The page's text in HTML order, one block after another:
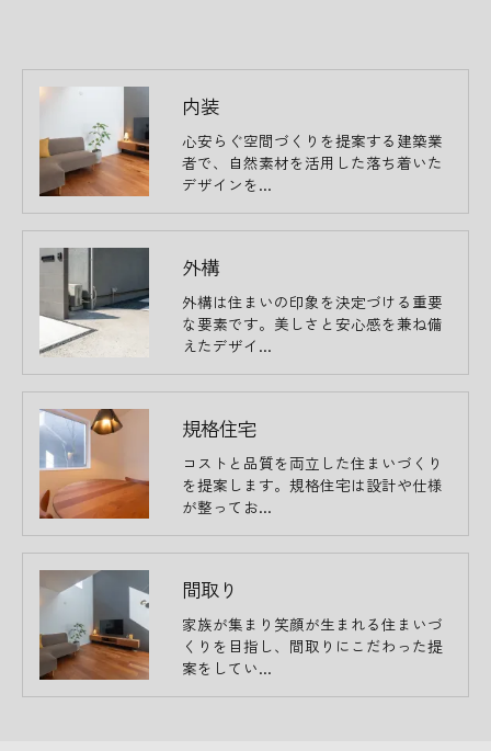
内装
心安らぐ空間づくりを提案する建築業
者で、自然素材を活用した落ち着いた
デザインを…
外構
外構は住まいの印象を決定づける重要
な要素です。美しさと安心感を兼ね備
えたデザイ…
規格住宅
コストと品質を両立した住まいづくり
を提案します。規格住宅は設計や仕様
が整ってお…
間取り
家族が集まり笑顔が生まれる住まいづ
くりを目指し、間取りにこだわった提
案をしてい…